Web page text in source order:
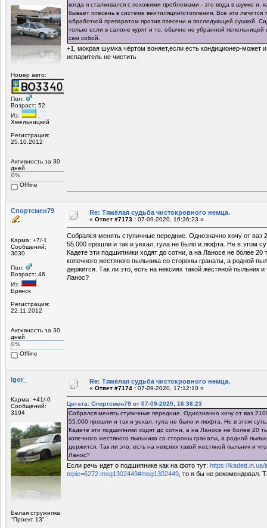
Номер авто:
Пол:
Возраст: 52
Из:
,
Хмельницкий
Регистрация:
25.10.2012
Активность за 30
дней
0%
Offline
когда я сталкивался с похожими проблемами - это вода в шумке и,
бывает плесень в системе вентиляции\отопления. Все это лечится
обработкой препаратом против плесени и последующей сушкой.
только если в салоне курят и то, обычно не убранной пепельницей
сам собой.
+1, мокрая шумка чёртом воняет,если есть кондиционер-может и
испаритель не чистить
Спортсмен79
Карма: +7/-1
Сообщений:
3030
Пол:
Возраст: 46
Из:
Брянск
Регистрация:
22.11.2012
Активность за 30
дней
0%
Offline
Re: Тяжёлая судьба чистокровного немца.
« Ответ #7173 : 07-09-2020, 16:36:23 »
Собрался менять ступичные передние. Однозначно хочу от ваз
55.000 прошли и так и уехал, гула не было и люфта. Не в этом
Кадете эти подшипники ходят до сотни, а на Ланосе не более
копечного жестяного пыльника со стороны гранаты, а родной
держится. Так ли это, есть на нексиях такой жестяной пыльник
Ланос?
Igor_
Карма: +41/-0
Сообщений:
3194
Белая стружилка
"Проект 13"
Re: Тяжёлая судьба чистокровного немца.
« Ответ #7174 : 07-09-2020, 17:12:10 »
Цитата: Спортсмен79 от 07-09-2020, 16:36:23
Собрался менять ступичные передние. Однозначно хочу от ваз
55.000 прошли и так и уехал, гула не было и люфта. Не в этом
Кадете эти подшипники ходят до сотни, а на Ланосе не более 20
копечного жестяного пыльника со стороны гранаты, а родной
держится. Так ли это, есть на нексиях такой жестяной пыльник и
Ланос?
Если речь идет о подшипнике как на фото тут: https://kadett.in.ua/
topic=6272.msg1302449#msg1302449 , то я бы не рекомендовал.